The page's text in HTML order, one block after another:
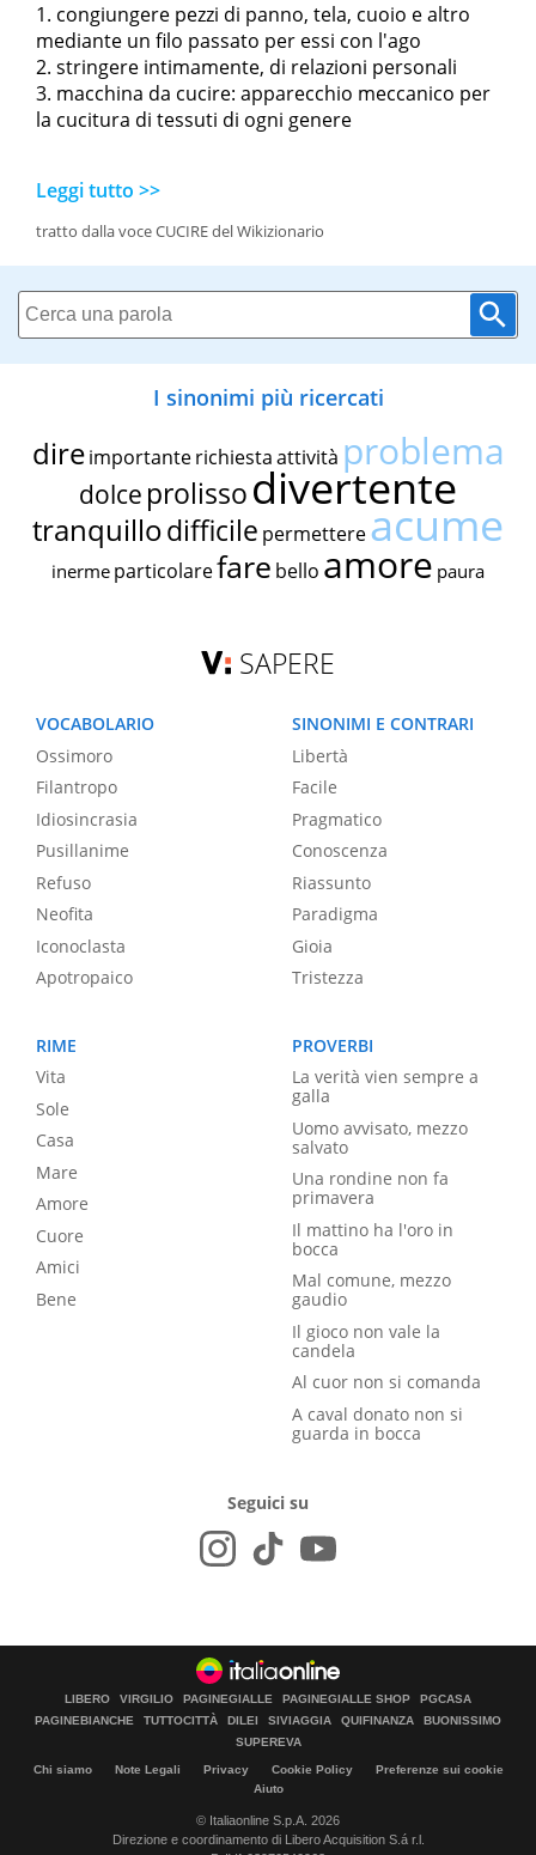
congiungere pezzi di panno, tela, cuoio e altro
mediante un filo passato per essi con l'ago
stringere intimamente, di relazioni personali
macchina da cucire: apparecchio meccanico per
la cucitura di tessuti di ogni genere
Leggi tutto >>
tratto dalla voce CUCIRE del Wikizionario
I sinonimi più ricercati
dire importante richiestaattività problema
dolce prolissodivertente
tranquillodifficile permettereacume
inerme particolarefare bello amore paura
SAPERE
VOCABOLARIO
Ossimoro
Filantropo
Idiosincrasia
Pusillanime
Refuso
Neofita
Iconoclasta
Apotropaico
SINONIMI E CONTRARI
Libertà
Facile
Pragmatico
Conoscenza
Riassunto
Paradigma
Gioia
Tristezza
RIME
Vita
Sole
Casa
Mare
Amore
Cuore
Amici
Bene
PROVERBI
La verità vien sempre a
galla
Uomo avvisato, mezzo
salvato
Una rondine non fa
primavera
Il mattino ha l'oro in
bocca
Mal comune, mezzo
gaudio
Il gioco non vale la
candela
Al cuor non si comanda
A caval donato non si
guarda in bocca
Seguici su
LIBERO VIRGILIO PAGINEGIALLE PAGINEGIALLE SHOP
PGCASA
PAGINEBIANCHE
TUTTOCITTÀ DILEI SIVIAGGIA QUIFINANZA
BUONISSIMO
SUPEREVA
Chi siamo Note Legali Privacy Cookie Policy
Preferenze sui cookie
Aiuto
© Italiaonline S.p.A. 2026
Direzione e coordinamento di Libero Acquisition S.á r.l.